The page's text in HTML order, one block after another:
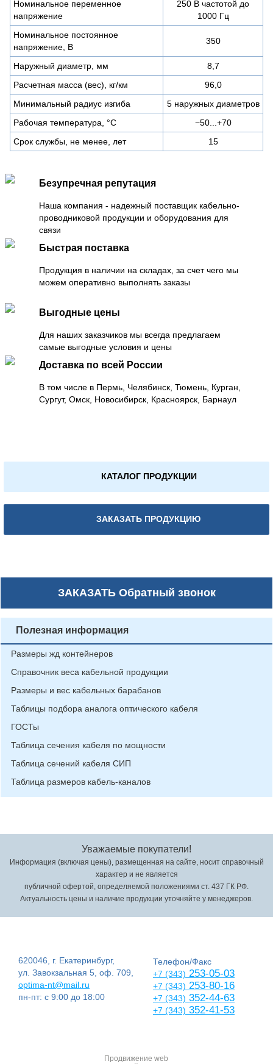
Номинальное переменное
напряжение
250 В частотой до
1000 Гц
Номинальное постоянное
напряжение, В
350
Наружный диаметр, мм
8,7
Расчетная масса (вес), кг/км
96,0
Минимальный радиус изгиба
5 наружных диаметров
Рабочая температура, °C
−50...+70
Срок службы, не менее, лет
15
Безупречная репутация
Наша компания - надежный поставщик кабельно-
проводниковой продукции и оборудования для
связи
Быстрая поставка
Продукция в наличии на складах, за счет чего мы
можем оперативно выполнять заказы
Выгодные цены
Для наших заказчиков мы всегда предлагаем
самые выгодные условия и цены
Доставка по всей России
В том числе в Пермь, Челябинск, Тюмень, Курган,
Сургут, Омск, Новосибирск, Красноярск, Барнаул
КАТАЛОГ ПРОДУКЦИИ
ЗАКАЗАТЬ ПРОДУКЦИЮ
ЗАКАЗАТЬОбратный звонок
Полезная информация
Размеры жд контейнеров
Справочник веса кабельной продукции
Размеры и вес кабельных барабанов
Таблицы подбора аналога оптического кабеля
ГОСТы
Таблица сечения кабеля по мощности
Таблица сечений кабеля СИП
Таблица размеров кабель-каналов
Уважаемые покупатели!
Информация (включая цены), размещенная на сайте, носит справочный
характер и не является
публичной офертой, определяемой положениями ст. 437 ГК РФ.
Актуальность цены и наличие продукции уточняйте у менеджеров.
620046, г. Екатеринбург,
ул. Завокзальная 5, оф. 709,
optima-nt@mail.ru
пн-пт: с 9:00 до 18:00
Телефон/Факс
+7 (343) 253-05-03
+7 (343) 253-80-16
+7 (343) 352-44-63
+7 (343) 352-41-53
Продвижение web